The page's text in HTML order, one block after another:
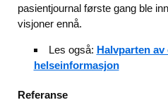
pasientjournal første gang ble
visjoner ennå.
Les også: Halvparten
helseinformasjon
Referanse